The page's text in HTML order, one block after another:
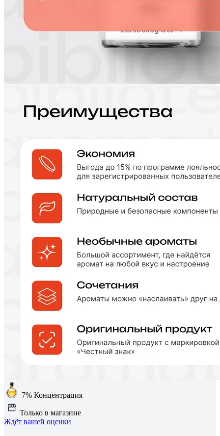
7% Концентрация
Только в магазине
Ждёт вашей оценки